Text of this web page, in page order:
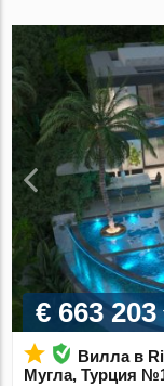
€ 663 203
Вилла в
Мугла, Турция